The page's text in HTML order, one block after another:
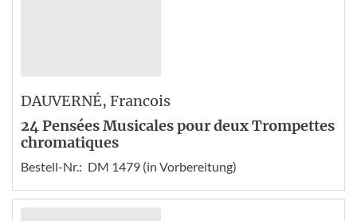
DAUVERNÉ, Francois
24 Pensées Musicales pour deux Trompettes
chromatiques
Bestell-Nr.: DM 1479 (in Vorbereitung)